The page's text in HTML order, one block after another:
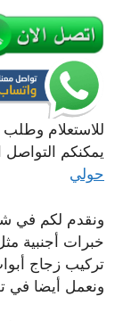
للاستعلام وطلب
يمكنكم
حولي
ونقدم لكم في
خبرات أجنبية
تركيب زجاج
ونعمل أيضا في